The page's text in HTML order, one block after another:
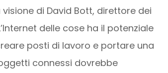
di David Bott, direttore dei
delle cose ha il potenziale
posti di lavoro e portare una
connessi dovrebbe